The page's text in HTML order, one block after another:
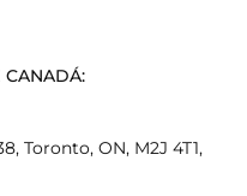
CANADÁ:
Toronto, ON, M2J 4T1,